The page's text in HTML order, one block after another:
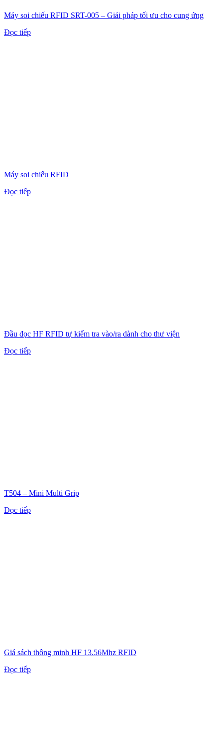
Máy soi chiếu RFID SRT-005 – Giải pháp tối ưu cho cung ứng
Đọc tiếp
Máy soi chiếu RFID
Đọc tiếp
Đầu đọc HF RFID tự kiểm tra vào/ra dành cho thư viện
Đọc tiếp
T504 – Mini Multi Grip
Đọc tiếp
Giá sách thông minh HF 13.56Mhz RFID
Đọc tiếp